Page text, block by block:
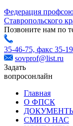
Федерация
Ставропольского
Позвоните нам по
35-46-75, факс 35-
sovprof@list.ru
Задать
вопросонлайн
Главная
О ФПСК
СМИ О НАС